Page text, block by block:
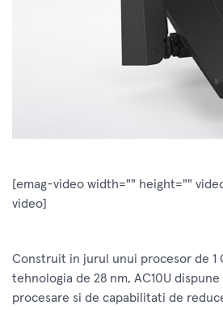
[emag-video width="" height=""
video]
Construit in jurul unui procesor de 1
tehnologia de 28 nm, AC10U
procesare si de capabilitati de